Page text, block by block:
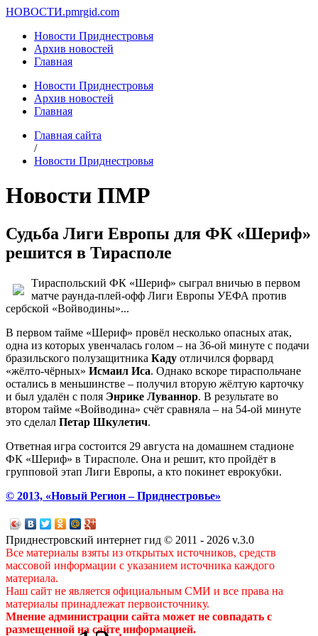
НОВОСТИ.pmrgid.com
Новости Приднестровья
Архив новостей
Главная
Новости Приднестровья
Архив новостей
Главная
Главная сайта
/
Новости Приднестровья
Новости ПМР
Судьба Лиги Европы для ФК «Шериф»
решится в Тирасполе
Тираспольский ФК «Шериф» сыграл вничью в первом
матче раунда-плей-офф Лиги Европы УЕФА против
сербской «Войводины»...
В первом тайме «Шериф» провёл несколько опасных атак,
одна из которых увенчалась голом – на 36-ой минуте с подачи
бразильского полузащитника Каду отличился форвард
«жёлто-чёрных» Исмаил Иса. Однако вскоре тираспольчане
остались в меньшинстве – получил вторую жёлтую карточку
и был удалён с поля Энрике Луваннор. В результате во
втором тайме «Войводина» счёт сравняла – на 54-ой минуте
это сделал Петар Шкулетич.
Ответная игра состоится 29 августа на домашнем стадионе
ФК «Шериф» в Тирасполе. Она и решит, кто пройдёт в
групповой этап Лиги Европы, а кто покинет еврокубки.
© 2013, «Новый Регион – Приднестровье»
Приднестровский интернет гид © 2011 - 2026 v.3.0
Все материалы взяты из открытых источников, средств
массовой информации с указанием источника каждого
материала.
Наш сайт не является официальным СМИ и все права на
материалы принадлежат первоисточнику.
Мнение администрации сайта может не совпадать с
размещенной на сайте информацией.